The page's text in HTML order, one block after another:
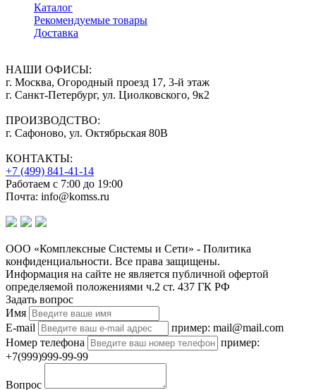
Каталог
Рекомендуемые товары
Доставка
НАШИ ОФИСЫ:
г. Москва, Огородный проезд 17, 3-й этаж
г. Санкт-Петербург, ул. Циолковского, 9к2
ПРОИЗВОДСТВО:
г. Сафоново, ул. Октябрьская 80В
КОНТАКТЫ:
+7 (499) 841-41-14
Работаем с 7:00 до 19:00
Почта: info@komss.ru
ООО «Комплексные Системы и Сети» - Политика
конфиденциальности. Все права защищены.
Информация на сайте не является публичной офертой
определяемой положениями ч.2 ст. 437 ГК РФ
Задать вопрос
Имя
E-mail
пример: mail@mail.com
Номер телефона
пример:
+7(999)999-99-99
Вопрос